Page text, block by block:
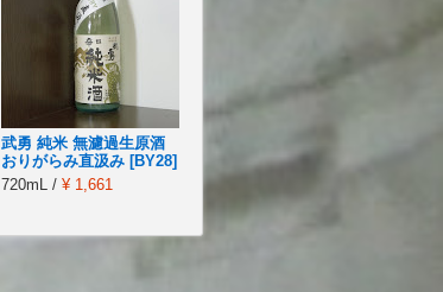
武勇 純米 無濾過生原酒
おりがらみ直汲み [BY28]
720mL / ¥ 1,661